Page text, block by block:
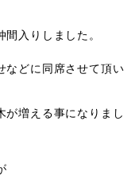
入りしました。
などに同席させて頂い
が増える事になりまし